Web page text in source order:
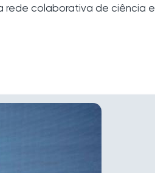
rede colaborativa de ciência e